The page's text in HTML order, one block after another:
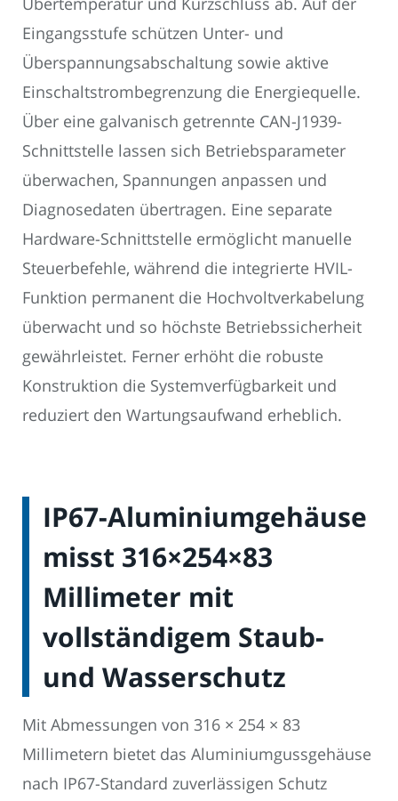
Eingangsstufe schützen Unter- und
Überspannungsabschaltung sowie aktive
Einschaltstrombegrenzung die Energiequelle.
Über eine galvanisch getrennte CAN-J1939-
Schnittstelle lassen sich Betriebsparameter
überwachen, Spannungen anpassen und
Diagnosedaten übertragen. Eine separate
Hardware-Schnittstelle ermöglicht manuelle
Steuerbefehle, während die integrierte HVIL-
Funktion permanent die Hochvoltverkabelung
überwacht und so höchste Betriebssicherheit
gewährleistet. Ferner erhöht die robuste
Konstruktion die Systemverfügbarkeit und
reduziert den Wartungsaufwand erheblich.
IP67-Aluminiumgehäuse
misst 316×254×83
Millimeter mit
vollständigem Staub-
und Wasserschutz
Mit Abmessungen von 316 × 254 × 83
Millimetern bietet das Aluminiumgussgehäuse
nach IP67-Standard zuverlässigen Schutz